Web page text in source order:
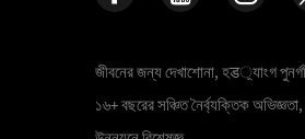
জীবনের জন্য দেখাশোনা, হड়্যাংগ
১৬+ বছরের সঞ্চিত নৈর্ব্যক্তিক